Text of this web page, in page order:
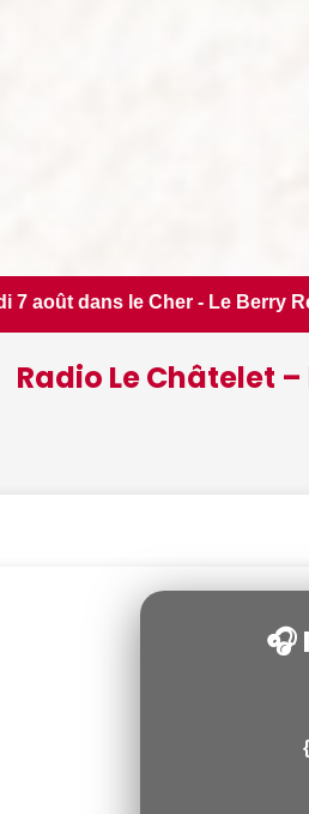
: des pompiers du
Radio Le Châtelet
🎧